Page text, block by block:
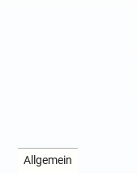
Allgemein